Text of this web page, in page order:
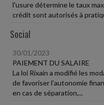
l'usure détermine le taux
crédit sont autorisés à
Social
30/01/2023
PAIEMENT DU SALAIRE
La loi Rixain a modifié les
de favoriser l'autonomie
en cas de séparation,...